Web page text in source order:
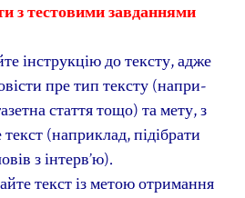
з тестовими завданнями
інструкцію до тексту, адже
пре тип тексту (напри­
стаття тощо) та мету, з
(наприклад, підібрати
з інтерв’ю).
текст із метою отримання